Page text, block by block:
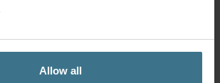
Allow all